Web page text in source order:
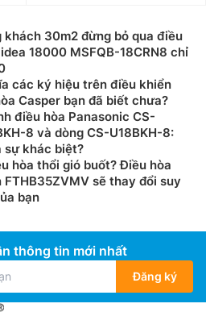
triệu đến 22 triệu đồng.
24000Btu:Điều hòa
hợp với những không gian có
như nhà hàng, siêu thị nhỏ
điều hòa Mitsubishi
triệu đến 36 triệu đồng.
lựa chọn điều hòa
hòa như:
:Loại máy điều hòa
không có mùa đông lạnh
có nhu cầu sưởi ấm trong
khách 30m2 đừng bỏ qua điều
18000 MSFQB-18CRN8 chỉ
các ký hiệu trên điều khiển
Casper bạn đã biết chưa?
điều hòa Panasonic CS-
8 và dòng CS-U18BKH-8:
sự khác biệt?
hòa thổi gió buốt? Điều hòa
FTHB35ZVMV sẽ thay đổi suy
bạn
thông tin mới nhất
Đăng ký